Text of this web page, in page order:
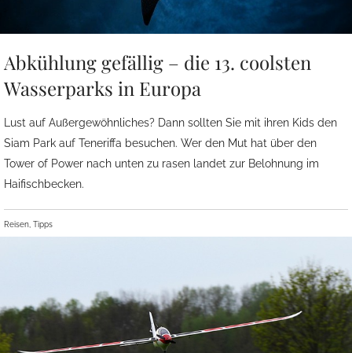
Abkühlung gefällig – die 13. coolsten
Wasserparks in Europa
Lust auf Außergewöhnliches? Dann sollten Sie mit ihren Kids den
Siam Park auf Teneriffa besuchen. Wer den Mut hat über den
Tower of Power nach unten zu rasen landet zur Belohnung im
Haifischbecken.
Reisen, Tipps